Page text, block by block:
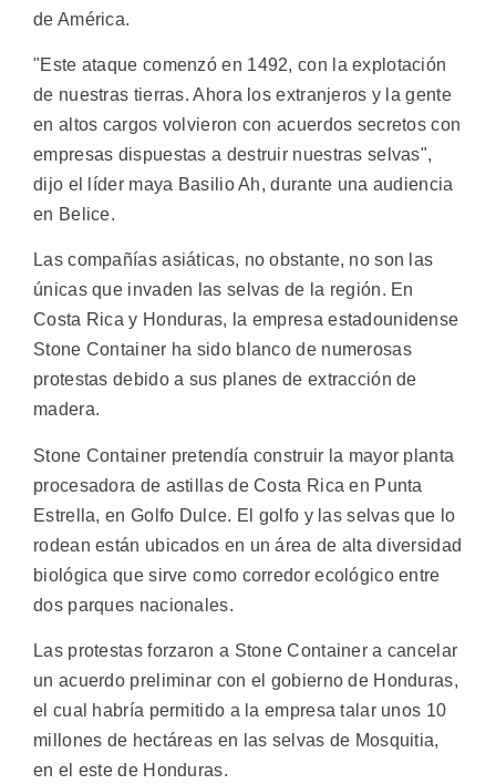
de América.
"Este ataque comenzó en 1492, con la explotación
de nuestras tierras. Ahora los extranjeros y la gente
en altos cargos volvieron con acuerdos secretos con
empresas dispuestas a destruir nuestras selvas",
dijo el líder maya Basilio Ah, durante una audiencia
en Belice.
Las compañías asiáticas, no obstante, no son las
únicas que invaden las selvas de la región. En
Costa Rica y Honduras, la empresa estadounidense
Stone Container ha sido blanco de numerosas
protestas debido a sus planes de extracción de
madera.
Stone Container pretendía construir la mayor planta
procesadora de astillas de Costa Rica en Punta
Estrella, en Golfo Dulce. El golfo y las selvas que lo
rodean están ubicados en un área de alta diversidad
biológica que sirve como corredor ecológico entre
dos parques nacionales.
Las protestas forzaron a Stone Container a cancelar
un acuerdo preliminar con el gobierno de Honduras,
el cual habría permitido a la empresa talar unos 10
millones de hectáreas en las selvas de Mosquitia,
en el este de Honduras.